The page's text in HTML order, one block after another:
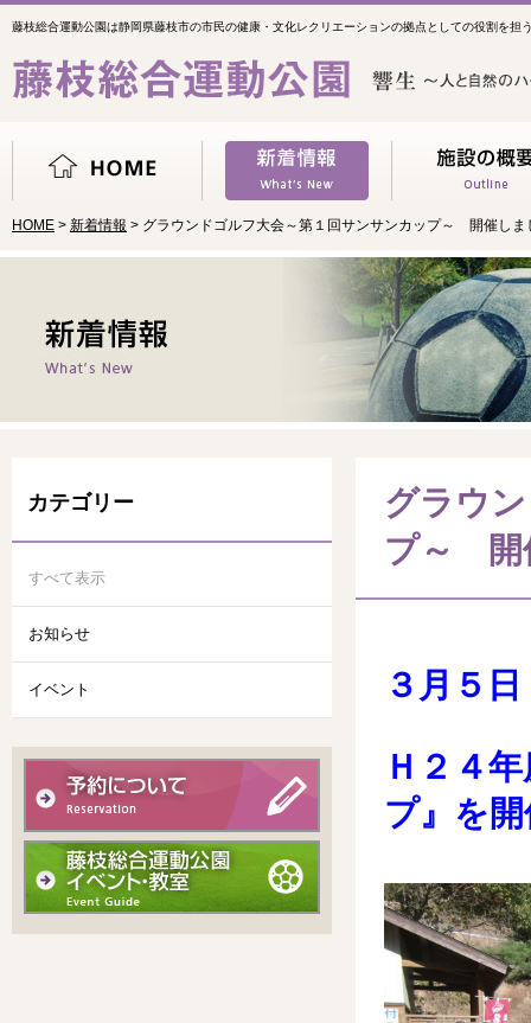
藤枝総合運動公園は静岡県藤枝市の市民の健康・文化レクリエーションの拠点としての役割を担
HOME > 新着情報 > グラウンドゴルフ大会～第１回サンサンカップ～ 開催しま
グラウ
プ～ 開
３月５
Ｈ２４
プ』を
カテゴリー
すべて表示
お知らせ
イベント